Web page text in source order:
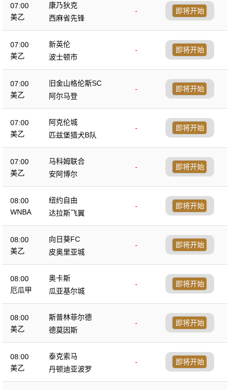
07:00
美乙
康乃狄克
-
西麻省先锋
即将开始
07:00
美乙
新英伦
-
波士顿市
即将开始
07:00
美乙
旧金山格伦斯SC
-
阿尔马登
即将开始
07:00
美乙
阿克伦城
-
匹兹堡猎犬B队
即将开始
07:00
美乙
马科姆联合
-
安阿博尔
即将开始
08:00
WNBA
纽约自由
-
达拉斯飞翼
即将开始
08:00
美乙
向日葵FC
-
皮奥里亚城
即将开始
08:00
厄瓜甲
奥卡斯
-
瓜亚基尔城
即将开始
08:00
美乙
斯普林菲尔德
-
德莫因斯
即将开始
08:00
美乙
泰克索马
-
丹顿迪亚波罗
即将开始